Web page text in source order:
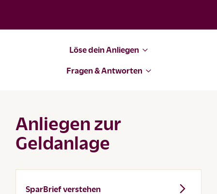
Löse dein Anliegen
Fragen & Antworten
Anliegen zur
Geldanlage
SparBrief verstehen